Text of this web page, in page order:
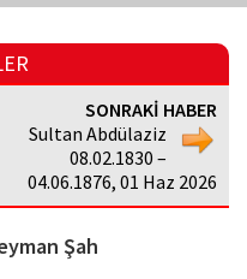
SONRAKİ HABER
Sultan Abdülaziz
08.02.1830 –
04.06.1876, 01 Haz 2026
Şah